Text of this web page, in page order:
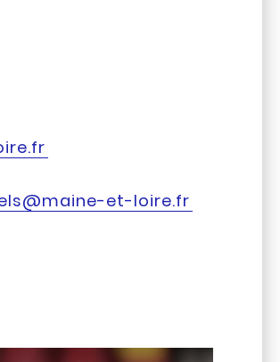
et-loire.fr